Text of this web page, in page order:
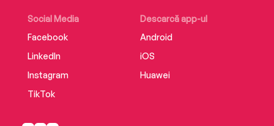
Social Media
Facebook
LinkedIn
Instagram
TikTok
Descarcă app-ul
Android
iOS
Huawei